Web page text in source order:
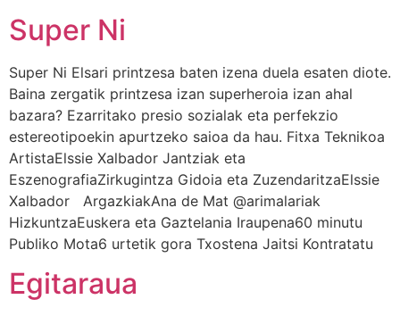
Super Ni
Super Ni Elsari printzesa baten izena duela esaten diote.
Baina zergatik printzesa izan superheroia izan ahal
bazara? Ezarritako presio sozialak eta perfekzio
estereotipoekin apurtzeko saioa da hau. Fitxa Teknikoa
ArtistaElssie Xalbador Jantziak eta
EszenografiaZirkugintza Gidoia eta ZuzendaritzaElssie
Xalbador ArgazkiakAna de Mat @arimalariak
HizkuntzaEuskera eta Gaztelania Iraupena60 minutu
Publiko Mota6 urtetik gora Txostena Jaitsi Kontratatu
Egitaraua